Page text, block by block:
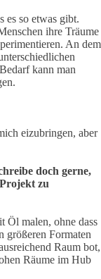
es so etwas gibt.
ihre Träume
An dem
kann man
eizubringen, aber
doch gerne,
zu
Öl malen, ohne dass
größeren Formaten
Raum bot,
Räume im Hub